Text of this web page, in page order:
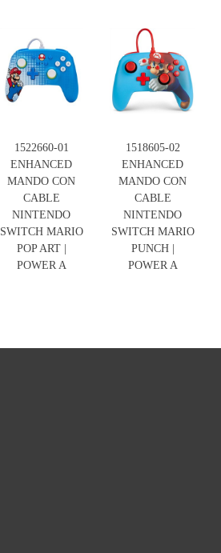
1522660-01
ENHANCED
MANDO CON
CABLE
NINTENDO
SWITCH MARIO
POP ART |
POWER A
1518605-02
ENHANCED
MANDO CON
CABLE
NINTENDO
SWITCH MARIO
PUNCH |
POWER A